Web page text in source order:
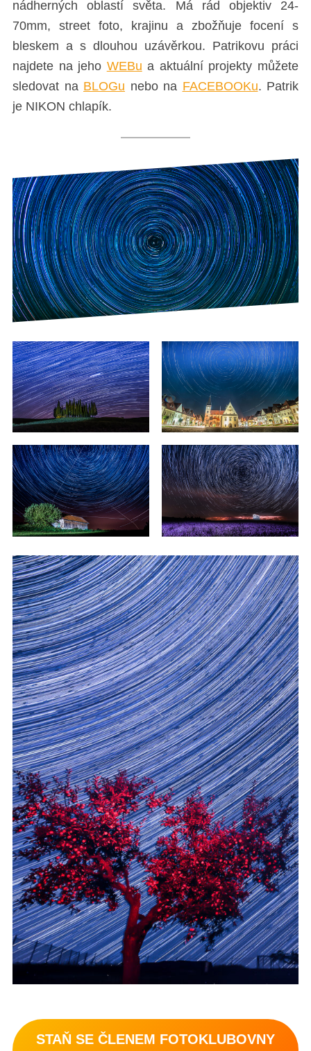
nádherných oblastí světa. Má rád objektiv 24-
70mm, street foto, krajinu a zbožňuje focení s
bleskem a s dlouhou uzávěrkou. Patrikovu práci
najdete na jeho WEBu a aktuální projekty můžete
sledovat na BLOGu nebo na FACEBOOKu. Patrik
je NIKON chlapík.
STAŇ SE ČLENEM FOTOKLUBOVNY